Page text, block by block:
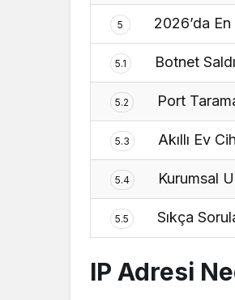
5 2026’da
5.1 Botnet
5.2 Port
5.3 Akıllı Ev
5.4 Kurumsal
5.5 Sıkça
IP Adresi